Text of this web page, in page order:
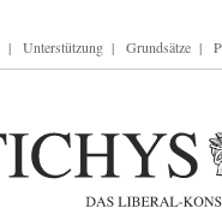
Unterstützung Grundsätze